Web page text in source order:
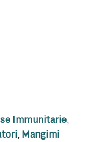
Immunitarie,
, Mangimi